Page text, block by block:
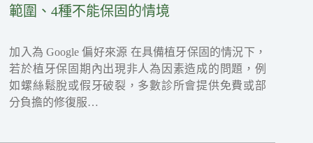
範圍、4種不能保固的情境
加入為 Google 偏好來源 在具備植牙保固的情況下，
若於植牙保固期內出現非人為因素造成的問題，例
如螺絲鬆脫或假牙破裂，多數診所會提供免費或部
分負擔的修復服…